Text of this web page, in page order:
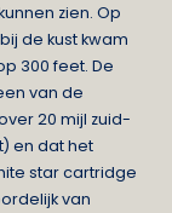
zien. Op
de kust kwam
300 feet. De
van de
20 mijl zuid-
en dat het
star cartridge
van